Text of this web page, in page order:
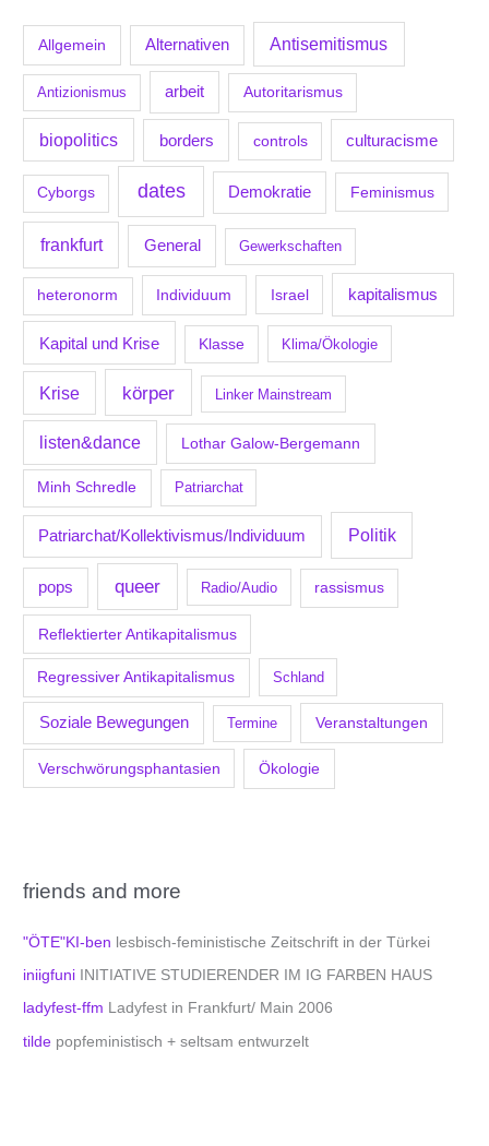
Allgemein Alternativen Antisemitismus
Antizionismus arbeit Autoritarismus
biopolitics borders controls culturacisme
Cyborgs dates Demokratie Feminismus
frankfurt General Gewerkschaften
heteronorm Individuum Israel kapitalismus
Kapital und Krise Klasse Klima/Ökologie
Krise körper Linker Mainstream
listen&dance Lothar Galow-Bergemann
Minh Schredle Patriarchat
Patriarchat/Kollektivismus/Individuum Politik
pops queer Radio/Audio rassismus
Reflektierter Antikapitalismus
Regressiver Antikapitalismus Schland
Soziale Bewegungen Termine Veranstaltungen
Verschwörungsphantasien Ökologie
friends and more
"ÖTE"KI-ben lesbisch-feministische Zeitschrift in der Türkei
iniigfuni INITIATIVE STUDIERENDER IM IG FARBEN HAUS
ladyfest-ffm Ladyfest in Frankfurt/ Main 2006
tilde popfeministisch + seltsam entwurzelt